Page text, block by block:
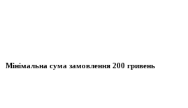
Мінімальна сума замовлення 200 гривень